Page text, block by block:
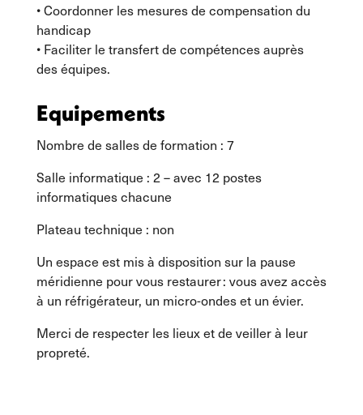
• Coordonner les mesures de compensation du
handicap
• Faciliter le transfert de compétences auprès
des équipes.
Equipements
Nombre de salles de formation : 7
Salle informatique : 2 – avec 12 postes
informatiques chacune
Plateau technique : non
Un espace est mis à disposition sur la pause
méridienne pour vous restaurer : vous avez accès
à un réfrigérateur, un micro-ondes et un évier.
Merci de respecter les lieux et de veiller à leur
propreté.